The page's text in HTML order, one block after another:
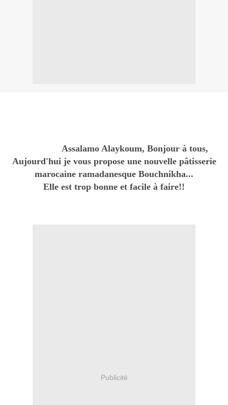
Assalamo Alaykoum, Bonjour à tous,
Aujourd'hui je vous propose une nouvelle pâtisserie
marocaine ramadanesque Bouchnikha...
Elle est trop bonne et facile à faire!!
Publicité